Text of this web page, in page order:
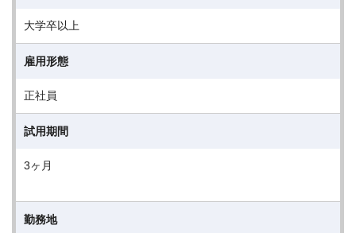
大学卒以上
雇用形態
正社員
試用期間
3ヶ月
勤務地